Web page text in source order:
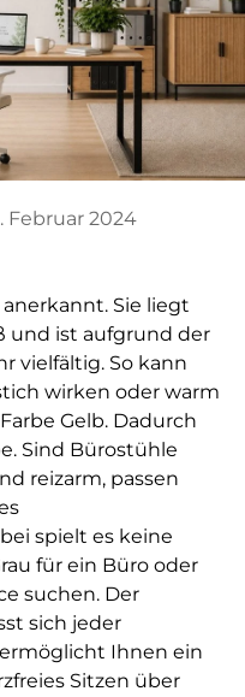
Februar 2024
Sie liegt
und ist aufgrund der
vielfältig. So kann
wirken oder warm
Gelb. Dadurch
Sind Bürostühle
reizarm, passen
spielt es keine
für ein Büro oder
suchen. Der
sich jeder
Ihnen ein
Sitzen über